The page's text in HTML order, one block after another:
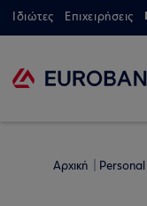
Ιδιώτες Επιχειρήσεις
Αρχική